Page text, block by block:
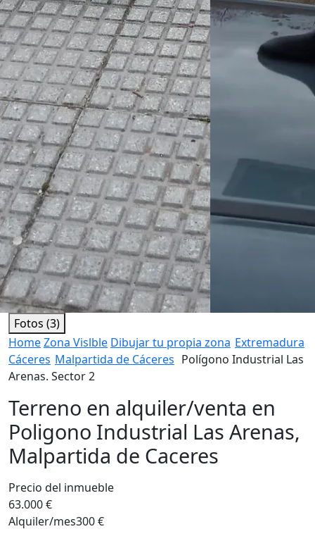
Fotos (3)
HomeZona Vislble Dibujar tu propia zona Extremadura
Cáceres Malpartida de Cáceres Polígono Industrial Las
Arenas. Sector 2
Terreno en alquiler/venta en
Poligono Industrial Las Arenas,
Malpartida de Caceres
Precio del inmueble
63.000 €
Alquiler/mes300 €